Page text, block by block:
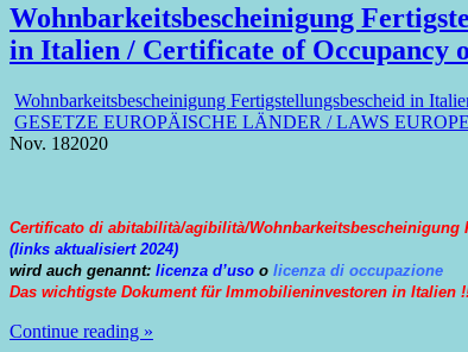
Wohnbarkeitsbescheinigung
in Italien / Certificate of
Wohnbarkeitsbescheinigung Fertigstellungsbescheid in
GESETZE EUROPÄISCHE LÄNDER / LAWS
Nov. 182020
Certificato di abitabilità/agibilità/Wohnbarkeitsbescheinigung
(links aktualisiert 2024)
wird auch genannt: licenza d’uso o licenza di occupazione
Das wichtigste Dokument für Immobilieninvestoren in Italien
Continue reading »